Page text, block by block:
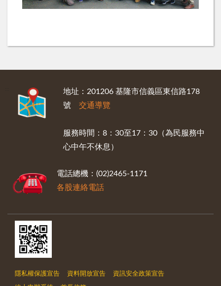
地址：201206 基隆市信義區東信路178
號 交通導覽
服務時間：8：30至17：30（為民服務中
心中午不休息）
電話總機：(02)2465-1171
各股連絡電話
隱私權保護宣告 資料開放宣告 資訊安全政策宣告